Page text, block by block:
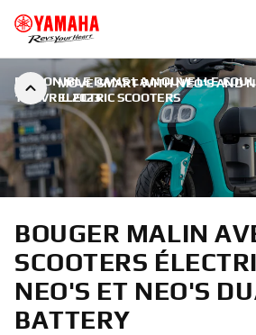
MOVE SMART WITH NEO’S AND
ELECTRIC SCOOTERS
DISPONIBLE DANS LA NOUVELLE
19 AVRIL 2023
BOUGER MALIN
SCOOTERS
NEO'S ET NEO'S
BATTERY